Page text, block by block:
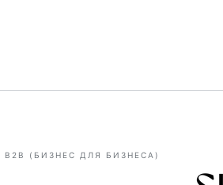
B2B (БИЗНЕС ДЛЯ БИЗНЕСА)